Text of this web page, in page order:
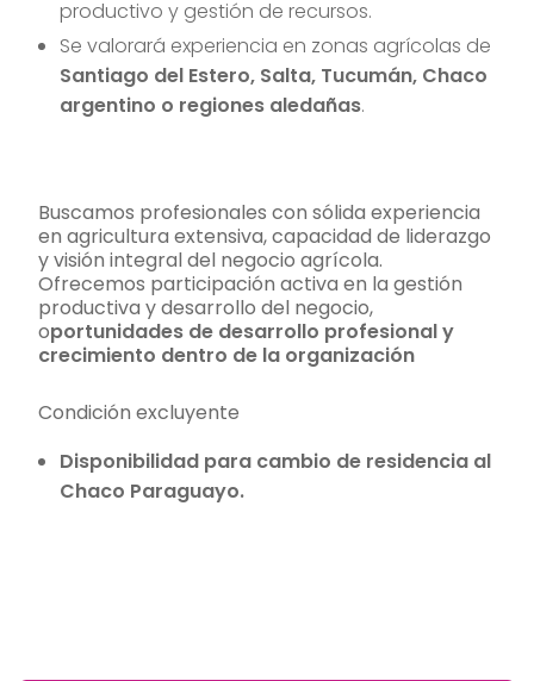
productivo y gestión de recursos.
Se valorará experiencia en zonas agrícolas de
Santiago del Estero, Salta, Tucumán, Chaco
argentino o regiones aledañas.
Buscamos profesionales con sólida experiencia
en agricultura extensiva, capacidad de liderazgo
y visión integral del negocio agrícola.
Ofrecemos participación activa en la gestión
productiva y desarrollo del negocio,
oportunidades de desarrollo profesional y
crecimiento dentro de la organización
Condición excluyente
Disponibilidad para cambio de residencia al
Chaco Paraguayo.